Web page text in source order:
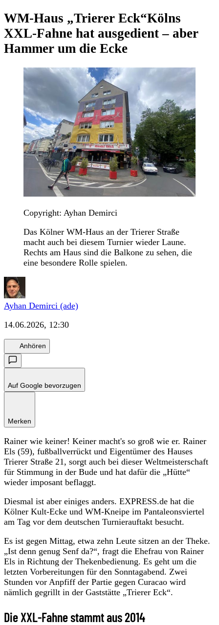
WM-Haus „Trierer Eck“Kölns
XXL-Fahne hat ausgedient – aber
Hammer um die Ecke
Copyright: Ayhan Demirci
Das Kölner WM-Haus an der Trierer Straße
macht auch bei diesem Turnier wieder Laune.
Rechts am Haus sind die Balkone zu sehen, die
eine besondere Rolle spielen.
Ayhan Demirci (ade)
14.06.2026, 12:30
Anhören
Auf Google bevorzugen
Merken
Rainer wie keiner! Keiner macht's so groß wie er. Rainer
Els (59), fußballverrückt und Eigentümer des Hauses
Trierer Straße 21, sorgt auch bei dieser Weltmeisterschaft
für Stimmung in der Bude und hat dafür die „Hütte“
wieder imposant beflaggt.
Diesmal ist aber einiges anders. EXPRESS.de hat die
Kölner Kult-Ecke und WM-Kneipe im Pantaleonsviertel
am Tag vor dem deutschen Turnierauftakt besucht.
Es ist gegen Mittag, etwa zehn Leute sitzen an der Theke.
„Ist denn genug Senf da?“, fragt die Ehefrau von Rainer
Els in Richtung der Thekenbedienung. Es geht um die
letzten Vorbereitungen für den Sonntagabend. Zwei
Stunden vor Anpfiff der Partie gegen Curacao wird
nämlich gegrillt in der Gaststätte „Trierer Eck“.
Die XXL-Fahne stammt aus 2014